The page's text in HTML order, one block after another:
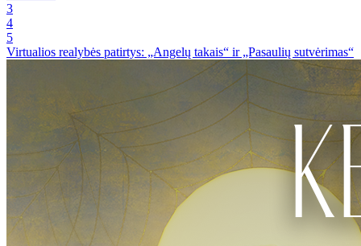
3
4
5
Virtualios realybės patirtys: „Angelų takais“ ir „Pasaulių sutvėrimas“